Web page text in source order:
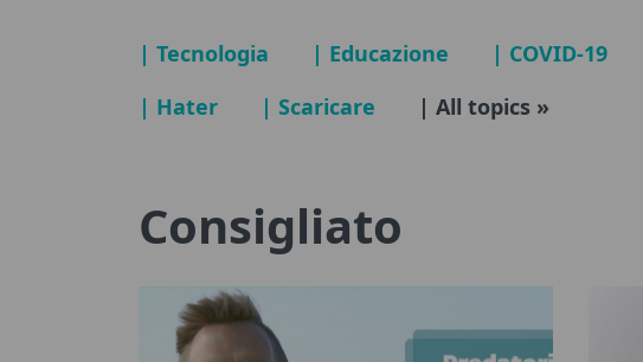
| Tecnologia | Educazione | COVID-19
| Hater
| Scaricare | All topics »
Consigliato